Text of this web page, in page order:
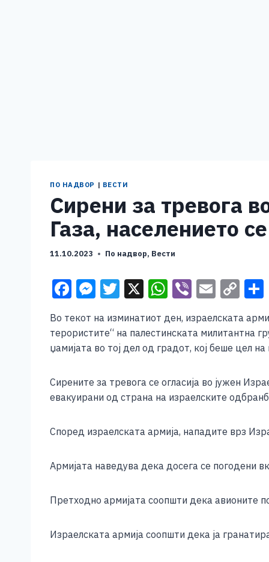
ПО НАДВОР | ВЕСТИ
Сирени за тревога
Газа, населението
11.10.2023 По надвор, Вести
F
c
e
o
o
k
M
ss
e
g
er
T
tt
er
X W
at
s
p
p
Vi
er
E
ai
l
C
p
y
n
k
Во текот на изминатиот ден, израелската
терористите“ на палестинската милитантна
џамијата во тој дел од градот, кој беше цел
Сирените за тревога се огласија во јужен
евакуирани од страна на израелските
Според израелската армија, нападите врз
Армијата наведува дека досега се погодени
Претходно армијата соопшти дека авионите
Израелската армија соопшти дека ја